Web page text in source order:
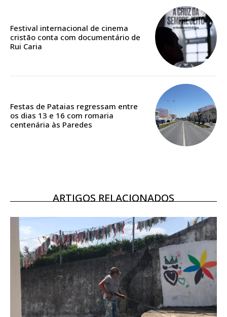
Edição em papel entregue à Quinta-feira em sua
Acesso ao conteúdo online
Acesso aos conteúdos Exclusivos para
16€
12 meses
Acesso ao conteúdo online
Acesso aos conteúdos Exclusivos para
assinantes
Ofertas para assinatura anual
Festival internacional de cinema
cristão conta com documentário de
Rui Caria
Festas de Pataias regressam entre
os dias 13 e 16 com romaria
centenária às Paredes
ARTIGOS RELACIONADOS